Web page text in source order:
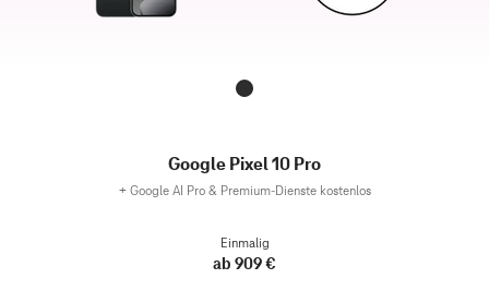
Google Pixel 10 Pro
+ Google AI Pro & Premium-Dienste kostenlos
Einmalig
ab 909 €